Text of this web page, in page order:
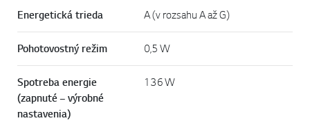
Energetická trieda A (v rozsahu A až G)
Pohotovostný režim 0,5 W
Spotreba energie
(zapnuté – výrobné
nastavenia)
136 W